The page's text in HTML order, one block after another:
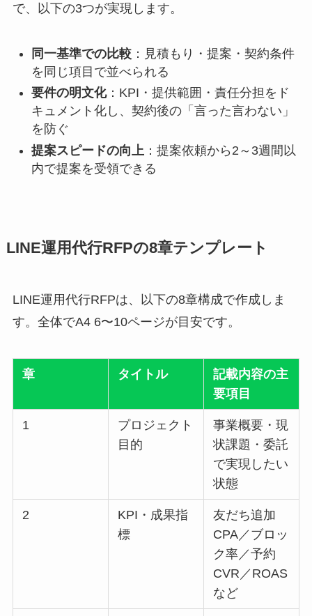
で、以下の3つが実現します。
同一基準での比較：見積もり・提案・契約条件
を同じ項目で並べられる
要件の明文化：KPI・提供範囲・責任分担をド
キュメント化し、契約後の「言った言わない」
を防ぐ
提案スピードの向上 ：提案依頼から2～3週間以
内で提案を受領できる
LINE運用代行RFPの8章テンプレート
LINE運用代行RFPは、以下の8章構成で作成しま
す。全体でA4 6〜10ページが目安です。
章 タイトル
記載内容の主
要項目
1
プロジェクト
目的
事業概要・現
状課題・委託
で実現したい
状態
2
KPI・成果指
標
友だち追加
CPA／ブロッ
ク率／予約
CVR／ROAS
など